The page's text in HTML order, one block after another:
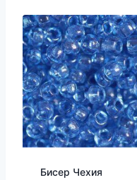
Бисер Чехия